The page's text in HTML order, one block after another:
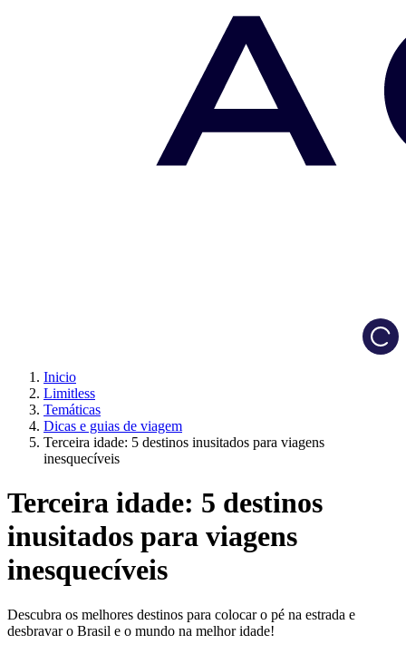
Inicio
Limitless
Temáticas
Dicas e guias de viagem
Terceira idade: 5 destinos inusitados para viagens
inesquecíveis
Terceira idade: 5 destinos
inusitados para viagens
inesquecíveis
Descubra os melhores destinos para colocar o pé na estrada e
desbravar o Brasil e o mundo na melhor idade!